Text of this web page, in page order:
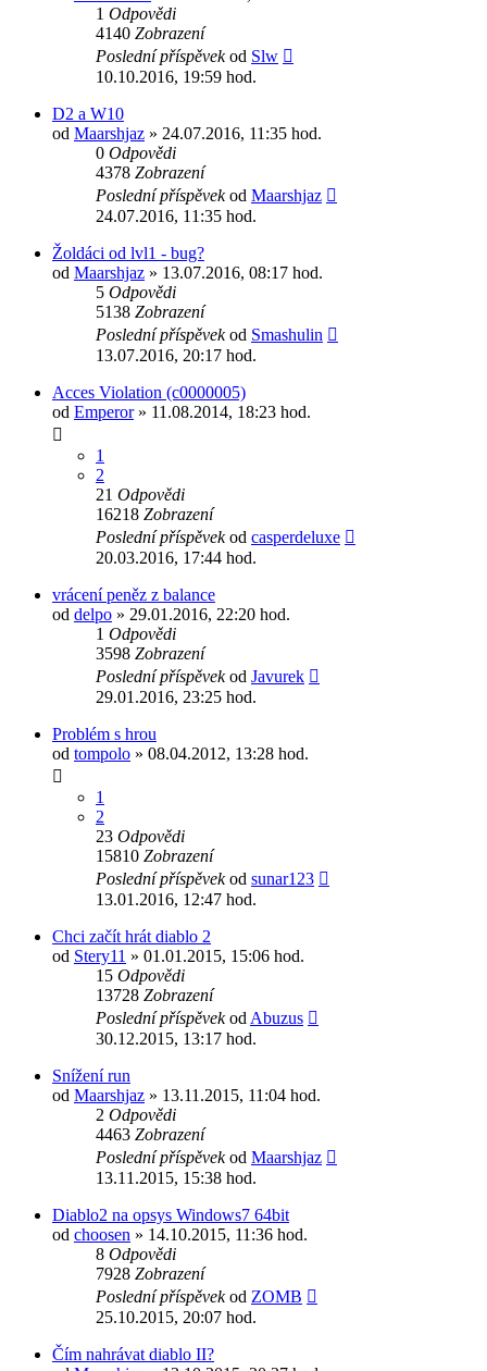
1 Odpovědi
4140 Zobrazení
Poslední příspěvekod Slw
10.10.2016, 19:59 hod.
D2 a W10
od Maarshjaz » 24.07.2016, 11:35 hod.
0 Odpovědi
4378 Zobrazení
Poslední příspěvekod Maarshjaz
24.07.2016, 11:35 hod.
Žoldáci od lvl1 - bug?
od Maarshjaz » 13.07.2016, 08:17 hod.
5 Odpovědi
5138 Zobrazení
Poslední příspěvekod Smashulin
13.07.2016, 20:17 hod.
Acces Violation (c0000005)
od Emperor» 11.08.2014, 18:23 hod.
1
2
21 Odpovědi
16218 Zobrazení
Poslední příspěvekod casperdeluxe
20.03.2016, 17:44 hod.
vrácení peněz z balance
od delpo » 29.01.2016, 22:20 hod.
1 Odpovědi
3598 Zobrazení
Poslední příspěvekod Javurek
29.01.2016, 23:25 hod.
Problém s hrou
od tompolo » 08.04.2012, 13:28 hod.
1
2
23 Odpovědi
15810 Zobrazení
Poslední příspěvekod sunar123
13.01.2016, 12:47 hod.
Chci začít hrát diablo 2
od Stery11 » 01.01.2015, 15:06 hod.
15 Odpovědi
13728 Zobrazení
Poslední příspěvekod Abuzus
30.12.2015, 13:17 hod.
Snížení run
od Maarshjaz » 13.11.2015, 11:04 hod.
2 Odpovědi
4463 Zobrazení
Poslední příspěvekod Maarshjaz
13.11.2015, 15:38 hod.
Diablo2 na opsys Windows7 64bit
od choosen » 14.10.2015, 11:36 hod.
8 Odpovědi
7928 Zobrazení
Poslední příspěvekod ZOMB
25.10.2015, 20:07 hod.
Čím nahrávat diablo II?